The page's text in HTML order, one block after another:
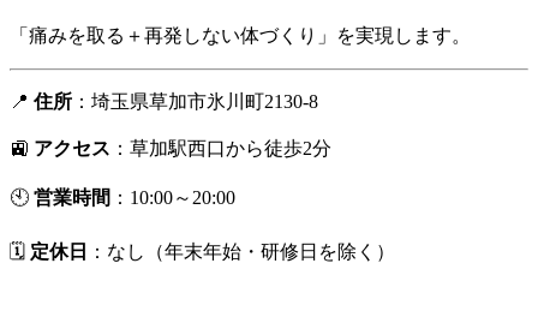
「痛みを取る＋再発しない体づくり」を実現します。
📍 住所 ：埼玉県草加市氷川町2130-8
🚉 アクセス ：草加駅西口から徒歩2分
🕙 営業時間 ：10:00～20:00
🗓 定休日 ：なし（年末年始・研修日を除く）